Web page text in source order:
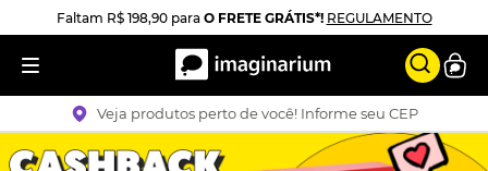
Faltam R$ 198,90paraO FRETE GRÁTIS*! REGULAMENTO
Veja produtos perto de você! Informe seu CEP